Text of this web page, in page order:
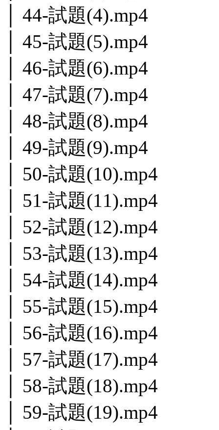
│ 44-試題(4).mp4
│ 45-試題(5).mp4
│ 46-試題(6).mp4
│ 47-試題(7).mp4
│ 48-試題(8).mp4
│ 49-試題(9).mp4
│ 50-試題(10).mp4
│ 51-試題(11).mp4
│ 52-試題(12).mp4
│ 53-試題(13).mp4
│ 54-試題(14).mp4
│ 55-試題(15).mp4
│ 56-試題(16).mp4
│ 57-試題(17).mp4
│ 58-試題(18).mp4
│ 59-試題(19).mp4